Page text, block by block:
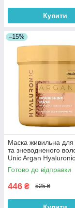
Купити
–15%
Маска живильна для
та зневодненого
Unic Argan
Готово до відправки
446 ₴ 525 ₴